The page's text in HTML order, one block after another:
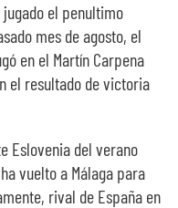
el penultimo
mes de agosto, el
en el Martín Carpena
el resultado de victoria
Eslovenia del verano
vuelto a Málaga para
rival de España en